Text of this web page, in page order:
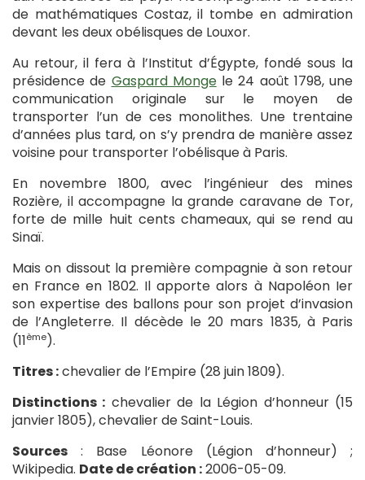
de mathématiques Costaz, il tombe en admiration
devant les deux obélisques de Louxor.
Au retour, il fera à l’Institut d’Égypte, fondé sous la
présidence de Gaspard Mongele 24 août 1798, une
communication originale sur le moyen de
transporter l’un de ces monolithes. Une trentaine
d’années plus tard, on s’y prendra de manière assez
voisine pour transporter l’obélisque à Paris.
En novembre 1800, avec l’ingénieur des mines
Rozière, il accompagne la grande caravane de Tor,
forte de mille huit cents chameaux, qui se rend au
Sinaï.
Mais on dissout la première compagnie à son retour
en France en 1802. Il apporte alors à Napoléon Ier
son expertise des ballons pour son projet d’invasion
de l’Angleterre. Il décède le 20 mars 1835, à Paris
(11ème).
Titres :chevalier de l’Empire (28 juin 1809).
Distinctions : chevalier de la Légion d’honneur (15
janvier 1805), chevalier de Saint-Louis.
Sources : Base Léonore (Légion d’honneur) ;
Wikipedia. Date de création :2006-05-09.